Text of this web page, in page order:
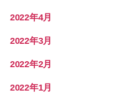
2022年4月
2022年3月
2022年2月
2022年1月